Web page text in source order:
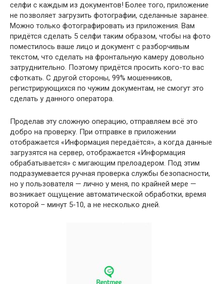
селфи с каждым из документов! Более того, приложение
не позволяет загрузить фотографии, сделанные заранее.
Можно только фотографировать из приложения. Вам
придётся сделать 5 селфи таким образом, чтобы на фото
поместилось ваше лицо и документ с разборчивым
текстом, что сделать на фронтальную камеру довольно
затруднительно. Поэтому придётся просить кого-то вас
сфоткать. С другой стороны, 99% мошенников,
регистрирующихся по чужим документам, не смогут это
сделать у данного оператора.
Проделав эту сложную операцию, отправляем всё это
добро на проверку. При отправке в приложении
отображается «Информация передаётся», а когда данные
загрузятся на сервер, отображается «Информация
обрабатывается» с мигающим прелоадером. Под этим
подразумевается ручная проверка службы безопасности,
но у пользователя — лично у меня, по крайней мере —
возникает ощущение автоматической обработки, время
которой – минут 5-10, а не несколько дней.